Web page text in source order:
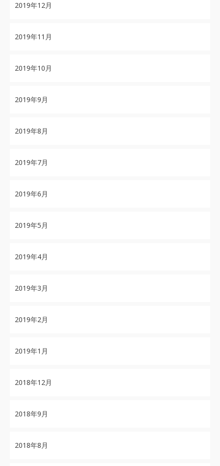
2019年12月
2019年11月
2019年10月
2019年9月
2019年8月
2019年7月
2019年6月
2019年5月
2019年4月
2019年3月
2019年2月
2019年1月
2018年12月
2018年9月
2018年8月